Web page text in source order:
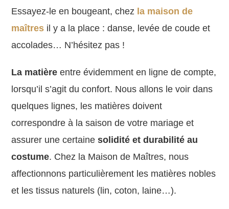
Essayez-le en bougeant, chez la maison de
maîtres il y a la place : danse, levée de coude et
accolades… N’hésitez pas !
La matière entre évidemment en ligne de compte,
lorsqu’il s’agit du confort. Nous allons le voir dans
quelques lignes, les matières doivent
correspondre à la saison de votre mariage et
assurer une certainesolidité et durabilité au
costume. Chez la Maison de Maîtres, nous
affectionnons particulièrement les matières nobles
et les tissus naturels (lin, coton, laine…).